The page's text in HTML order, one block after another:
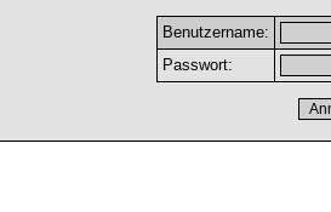
Benutzername:
Passwort: